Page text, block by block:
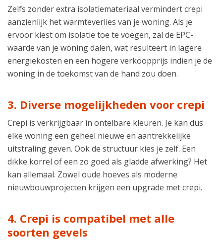
Zelfs zonder extra isolatiemateriaal vermindert crepi
aanzienlijk het warmteverlies van je woning. Als je
ervoor kiest om isolatie toe te voegen, zal de EPC-
waarde van je woning dalen, wat resulteert in lagere
energiekosten en een hogere verkoopprijs indien je de
woning in de toekomst van de hand zou doen.
3. Diverse mogelijkheden voor crepi
Crepi is verkrijgbaar in ontelbare kleuren. Je kan dus
elke woning een geheel nieuwe en aantrekkelijke
uitstraling geven. Ook de structuur kies je zelf. Een
dikke korrel of een zo goed als gladde afwerking? Het
kan allemaal. Zowel oude hoeves als moderne
nieuwbouwprojecten krijgen een upgrade met crepi.
4. Crepi is compatibel met alle
soorten gevels